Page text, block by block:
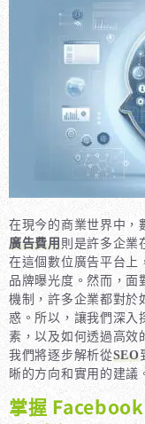
在現今的商業世界中，
廣告費用則是許多企業
在這個數位廣告平台上
品牌曝光度。然而，面
機制，許多企業都對於
惑。所以，讓我們深入
素，以及如何透過高效
我們將逐步解析從SEO
晰的方向和實用的建議
掌握